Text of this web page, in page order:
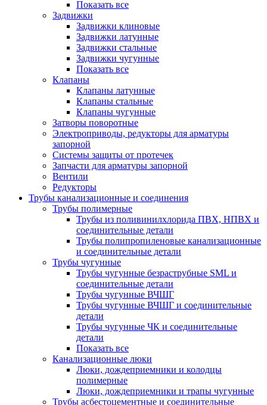
Показать все
Задвижки
Задвижки клиновые
Задвижки латунные
Задвижки стальные
Задвижки чугунные
Показать все
Клапаны
Клапаны латунные
Клапаны стальные
Клапаны чугунные
Затворы поворотные
Электроприводы, редукторы для арматуры
запорной
Системы защиты от протечек
Запчасти для арматуры запорной
Вентили
Редукторы
Трубы канализационные и соединения
Трубы полимерные
Трубы из поливинилхлорида ПВХ, НПВХ и
соединительные детали
Трубы полипропиленовые канализационные
и соединительные детали
Трубы чугунные
Трубы чугунные безраструбные SML и
соединительные детали
Трубы чугунные ВЧШГ
Трубы чугунные ВЧШГ и соединительные
детали
Трубы чугунные ЧК и соединительные
детали
Показать все
Канализационные люки
Люки, дождеприемники и колодцы
полимерные
Люки, дождеприемники и трапы чугунные
Трубы асбестоцементные и соединительные